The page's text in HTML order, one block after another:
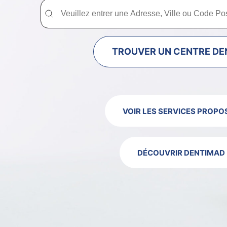
Trouver un centre dentaire Dentimad près
Trouver un centre dentaire Dentimad près de chez vous
TROUVER UN CENTRE
VOIR LES SERVICES
DÉCOUVRIR DENTIMAD